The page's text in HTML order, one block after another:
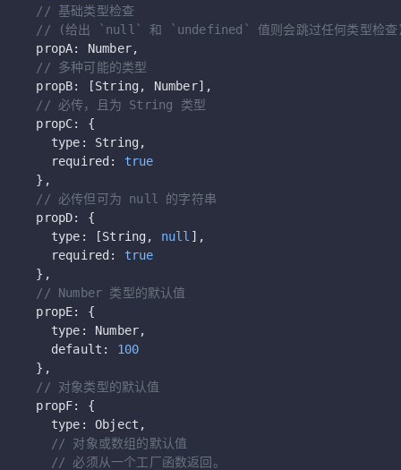
  // 基础类型检查
// (给出 `null` 和 `undefined` 值则会跳过任何类型检查
  propA: Number,
  // 多种可能的类型
  propB: [String, Number],
  // 必传，且为 String 类型
  propC: {
    type: String,
    required:
true
  },
  // 必传但可为 null 的字符串
  propD: {
    type: [String,
null ],
    required:
true
  },
  // Number 类型的默认值
  propE: {
    type: Number,
    default:
100
  },
  // 对象类型的默认值
  propF: {
    type: Object,
    // 对象或数组的默认值
    // 必须从一个工厂函数返回。